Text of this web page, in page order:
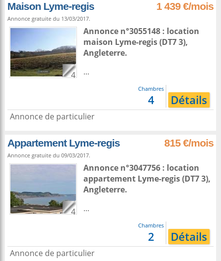
Maison Lyme-regis 1 439 €/mois
Annonce gratuite du 13/03/2017.
4
Annonce n°3055148 : location
maison Lyme-regis(DT7 3),
Angleterre.
...
Chambres
4 Détails
Annonce de particulier
Appartement Lyme-regis 815 €/mois
Annonce gratuite du 09/03/2017.
4
Annonce n°3047756 : location
appartement Lyme-regis(DT7 3),
Angleterre.
...
Chambres
2 Détails
Annonce de particulier